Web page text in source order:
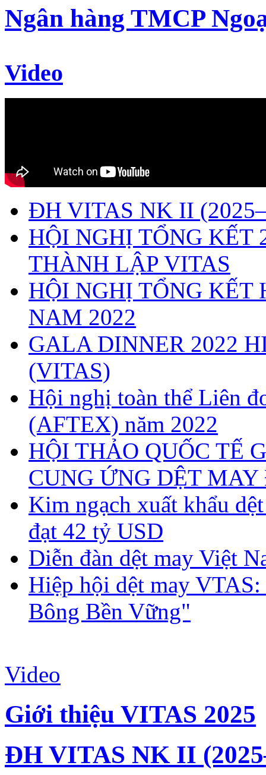
Ngân hàng TMCP
Video
ĐH VITAS NK II
HỘI NGHỊ TỔNG
THÀNH LẬP VITAS
HỘI NGHỊ TỔNG KẾT
NAM 2022
GALA DINNER 2022
(VITAS)
Hội nghị toàn thể Liên
(AFTEX) năm 2022
HỘI THẢO QUỐC TẾ
CUNG ỨNG DỆT
Kim ngạch xuất khẩu
đạt 42 tỷ USD
Diễn đàn dệt may Việt
Hiệp hội dệt may
Bông Bền Vững"
Video
Giới thiệu VITAS 2025
ĐH VITAS NK II